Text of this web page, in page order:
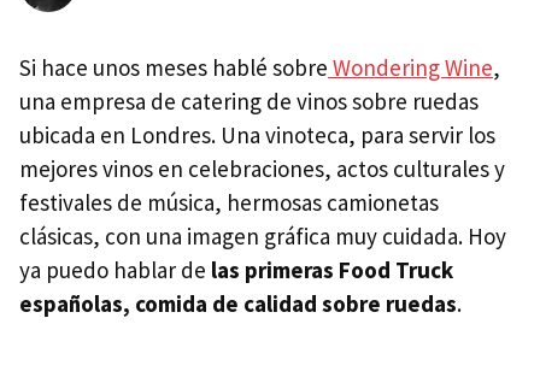
Si hace unos meses hablé sobre Wondering Wine,
una empresa de catering de vinos sobre ruedas
ubicada en Londres. Una vinoteca, para servir los
mejores vinos en celebraciones, actos culturales y
festivales de música, hermosas camionetas
clásicas, con una imagen gráfica muy cuidada. Hoy
ya puedo hablar de las primeras Food Truck
españolas, comida de calidad sobre ruedas.